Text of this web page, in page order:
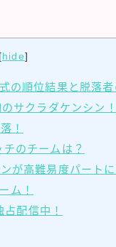
[ hide]
の順位結果と脱落者
サクラダケンシン！
！
のチームは？
が高難易度パートに
ム！
配信中！